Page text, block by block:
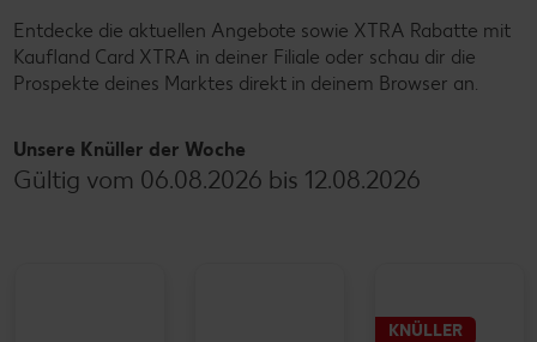
Entdecke die aktuellen Angebote sowie XTRA Rabatte mit
Kaufland Card XTRA in deiner Filiale oder schau dir die
Prospekte deines Marktes direkt in deinem Browser an.
Unsere Knüller der Woche
Gültig vom 06.08.2026 bis 12.08.2026
KNÜLLER